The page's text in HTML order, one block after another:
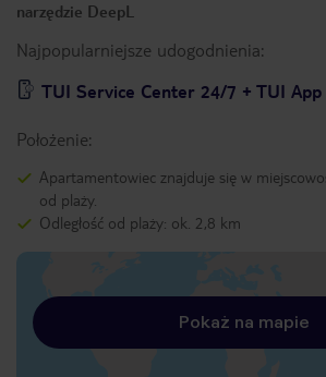
narzędzie DeepL
Najpopularniejsze udogodnienia:
TUI Service Center 24/7 + TUI App
Położenie:
Apartamentowiec znajduje się w
od plaży.
Odległość od plaży: ok. 2,8 km
Pokaż na mapie